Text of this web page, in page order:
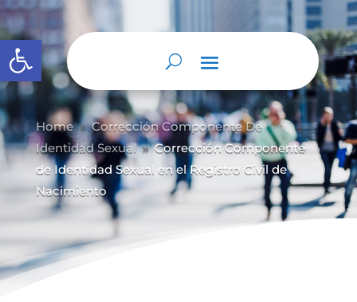
Abrir barra de herramientas
Home 9 Corrección Componente De
Identidad Sexual 9 Corrección Componente
de Identidad Sexual en el Registro Civil de
Nacimiento